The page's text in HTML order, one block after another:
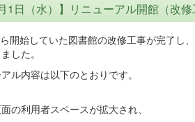
1日（水）】リニューアル開館（改
開始していた図書館の改修工事が完了し
した。
ル内容は以下のとおりです。
の利用者スペースが拡大され、